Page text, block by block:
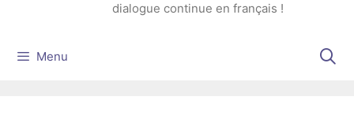
dialogue continue en français !
Menu